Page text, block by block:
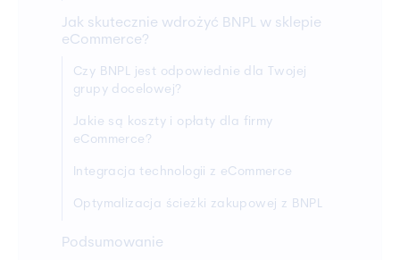
Jak skutecznie wdrożyć BNPL w sklepie
eCommerce?
Czy BNPL jest odpowiednie dla Twojej
grupy docelowej?
Jakie są koszty i opłaty dla firmy
eCommerce?
Integracja technologii z eCommerce
Optymalizacja ścieżki zakupowej z BNPL
Podsumowanie